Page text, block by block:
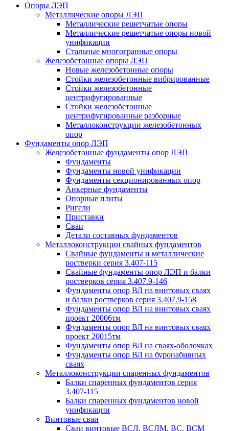
Опоры ЛЭП
Металлические опоры ЛЭП
Металлические решетчатые опоры
Металлические решетчатые опоры новой
унификации
Стальные многогранные опоры
Железобетонные опоры ЛЭП
Новые железобетонные опоры
Стойки железобетонные вибрированные
Стойки железобетонные
центрифугированные
Стойки железобетонные
центрифугированные разборные
Металлоконструкции железобетонных
опор
Фундаменты опор ЛЭП
Железобетонные фундаменты опор ЛЭП
Фундаменты
Фундаменты новой унификации
Фундаменты секционированных опор
Анкерные фундаменты
Опорные плиты
Ригели
Приставки
Сваи
Детали составных фундаментов
Металлоконструкции свайных фундаментов
Свайные фундаменты и металлические
ростверки серия 3.407-115
Свайные фундаменты опор ЛЭП и балки
ростверков серия 3.407.9-146
Фундаменты опор ВЛ на винтовых сваях
и балки ростверков серия 3.407.9-158
Фундаменты опор ВЛ на винтовых сваях
проект 20006тм
Фундаменты опор ВЛ на винтовых сваях
проект 20015тм
Фундаменты опор ВЛ на сваях-оболочках
Фундаменты опор ВЛ на буронабивных
сваях
Металлоконструкции спаренных фундаментов
Балки спаренных фундаментов серия
3.407-115
Балки спаренных фундаментов новой
унификации
Винтовые сваи
Сваи винтовые ВСЛ, ВСЛМ, ВС, ВСМ